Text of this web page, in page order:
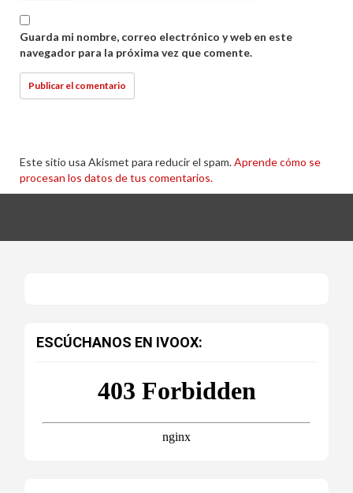
Guarda mi nombre, correo electrónico y web en este
navegador para la próxima vez que comente.
Este sitio usa Akismet para reducir el spam.Aprende cómo se
procesan los datos de tus comentarios.
ESCÚCHANOS EN IVOOX: